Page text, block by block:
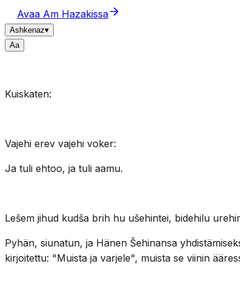
Avaa Am Hazakissa
Ashkenaz▾
Aa
Kuiskaten:
Vajehi erev vajehi voker:
Ja tuli ehtoo, ja tuli aamu.
Lešem jihud kudša brih hu ušehintei, bidehilu
Pyhän, siunatun, ja Hänen Šehinansa
kirjoitettu: "Muista ja varjele", muista se viinin